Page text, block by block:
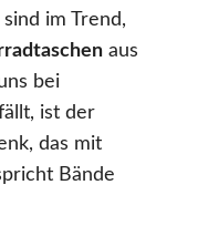
im Trend,
aus
bei
ist der
das mit
Bände